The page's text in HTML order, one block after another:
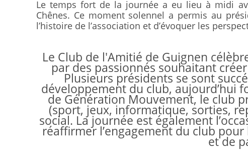
Le temps fort de la journée a eu lieu à midi
Chênes. Ce moment solennel a permis au
l’histoire de l’association et d’évoquer les
Le Club de l'Amitié de Guignen
par des passionnés souhaitant
Plusieurs présidents se sont
développement du club, aujourd’hui
de Génération Mouvement, le club
(sport, jeux, informatique, sorties,
social. La journée est également
réaffirmer l’engagement du club
et de